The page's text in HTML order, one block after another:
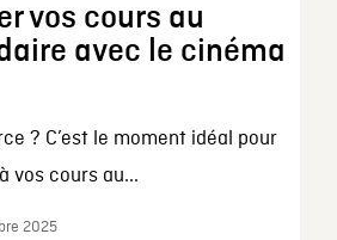
vos cours au
avec le cinéma
? C’est le moment idéal pour
vos cours au...
2025